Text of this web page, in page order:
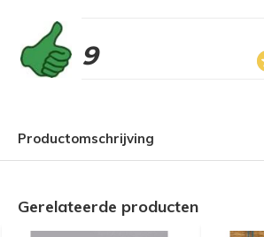
9
Productomschrijving
Gerelateerde producten